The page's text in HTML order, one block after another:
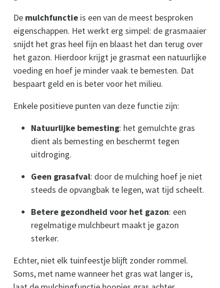
De mulchfunctie is een van de meest besproken
eigenschappen. Het werkt erg simpel: de grasmaaier
snijdt het gras heel fijn en blaast het dan terug over
het gazon. Hierdoor krijgt je grasmat een natuurlijke
voeding en hoef je minder vaak te bemesten. Dat
bespaart geld en is beter voor het milieu.
Enkele positieve punten van deze functie zijn:
Natuurlijke bemesting: het gemulchte gras
dient als bemesting en beschermt tegen
uitdroging.
Geen grasafval: door de mulching hoef je niet
steeds de opvangbak te legen, wat tijd scheelt.
Betere gezondheid voor het gazon: een
regelmatige mulchbeurt maakt je gazon
sterker.
Echter, niet elk tuinfeestje blijft zonder rommel.
Soms, met name wanneer het gras wat langer is,